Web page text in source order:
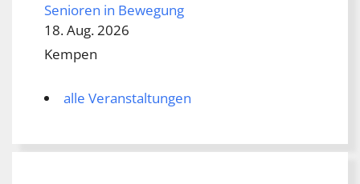
Senioren in Bewegung
18. Aug. 2026
Kempen
alle Veranstaltungen